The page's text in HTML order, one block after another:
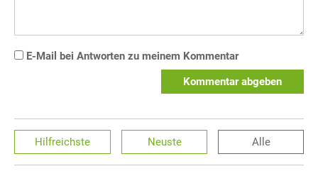
E-Mail bei Antworten zu meinem Kommentar
Kommentar abgeben
Hilfreichste Neuste Alle